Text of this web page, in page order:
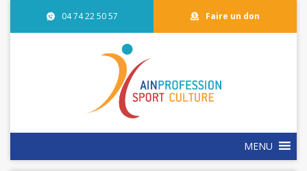
04 74 22 50 57 Faire un don
MENU